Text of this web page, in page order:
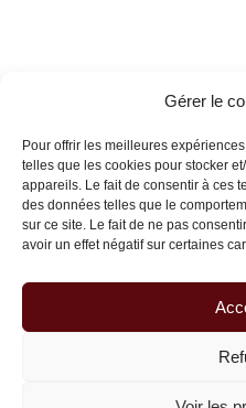
Gérer le
Pour offrir les meilleures
telles que les cookies pour stocker
appareils. Le fait de consentir à ces
des données telles que le
sur ce site. Le fait de ne pas
avoir un effet négatif sur certaines